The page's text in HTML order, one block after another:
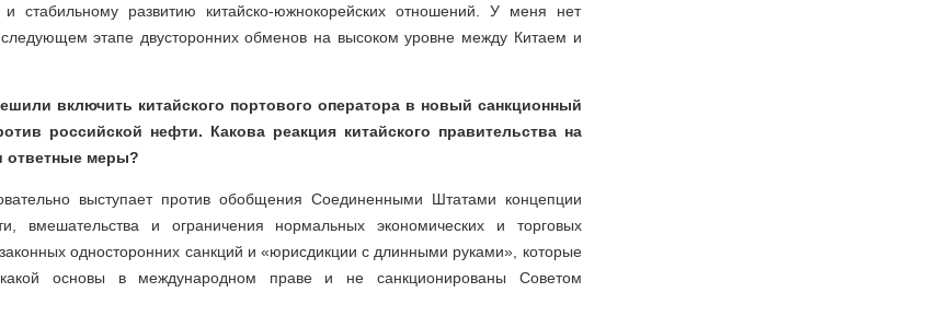
и стабильному развитию китайско-южнокорейских отношений. У меня нет
этапе двусторонних обменов на высоком уровне между Китаем и
включить китайского портового оператора в новый санкционный
российской нефти. Какова реакция китайского правительства на
ответные меры?
выступает против обобщения Соединенными Штатами концепции
вмешательства и ограничения нормальных экономических и торговых
односторонних санкций и «юрисдикции с длинными руками», которые
основы в международном праве и не санкционированы Советом